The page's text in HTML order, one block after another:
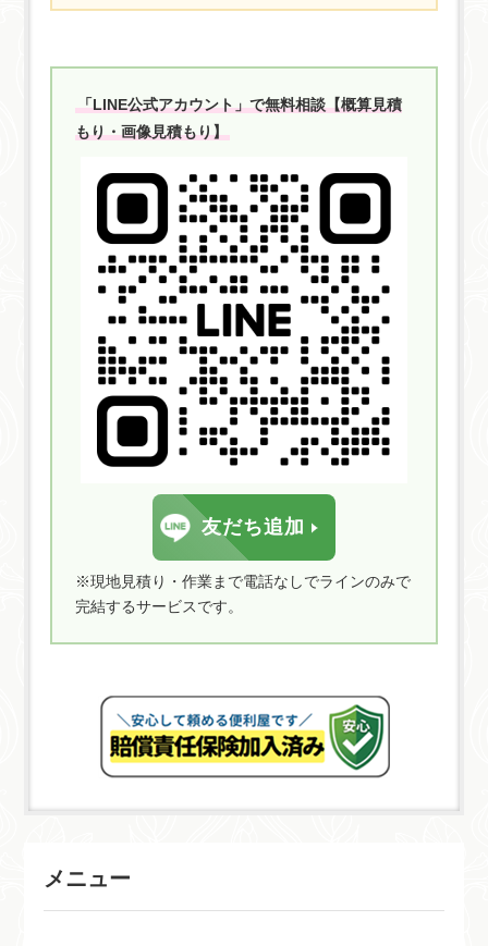
「LINE公式アカウント」で無料相談【概算見積
もり・画像見積もり】
友だち追加
※現地見積り・作業まで電話なしでラインのみで
完結するサービスです。
メニュー